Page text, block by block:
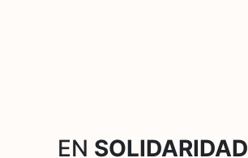
EN SOLIDARIDAD